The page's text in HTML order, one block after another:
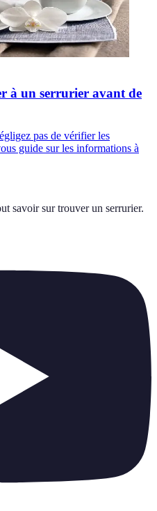
à un serrurier avant de
pas de vérifier les
guide sur les informations à
savoir sur trouver un serrurier.